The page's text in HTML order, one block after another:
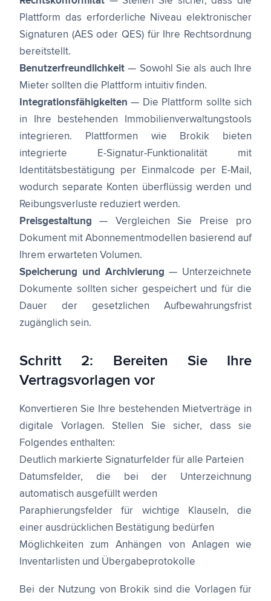
Plattform das erforderliche Niveau elektronischer
Signaturen (AES oder QES) für Ihre Rechtsordnung
bereitstellt.
Benutzerfreundlichkeit — Sowohl Sie als auch Ihre
Mieter sollten die Plattform intuitiv finden.
Integrationsfähigkeiten — Die Plattform sollte sich
in Ihre bestehenden Immobilienverwaltungstools
integrieren. Plattformen wie Brokik bieten
integrierte E-Signatur-Funktionalität mit
Identitätsbestätigung per Einmalcode per E-Mail,
wodurch separate Konten überflüssig werden und
Reibungsverluste reduziert werden.
Preisgestaltung — Vergleichen Sie Preise pro
Dokument mit Abonnementmodellen basierend auf
Ihrem erwarteten Volumen.
Speicherung und Archivierung — Unterzeichnete
Dokumente sollten sicher gespeichert und für die
Dauer der gesetzlichen Aufbewahrungsfrist
zugänglich sein.
Schritt 2: Bereiten Sie Ihre
Vertragsvorlagen vor
Konvertieren Sie Ihre bestehenden Mietverträge in
digitale Vorlagen. Stellen Sie sicher, dass sie
Folgendes enthalten:
Deutlich markierte Signaturfelder für alle Parteien
Datumsfelder, die bei der Unterzeichnung
automatisch ausgefüllt werden
Paraphierungsfelder für wichtige Klauseln, die
einer ausdrücklichen Bestätigung bedürfen
Möglichkeiten zum Anhängen von Anlagen wie
Inventarlisten und Übergabeprotokolle
Bei der Nutzung von Brokik sind die Vorlagen für